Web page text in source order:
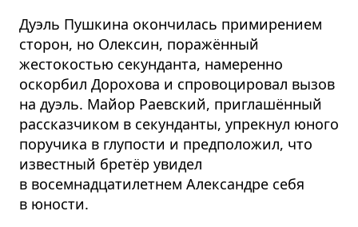
Дуэль Пушкина окончилась примирением
сторон, но Олексин, поражённый
жестокостью секунданта, намеренно
оскорбил Дорохова и спровоцировал вызов
на дуэль. Майор Раевский, приглашённый
рассказчиком в секунданты, упрекнул юного
поручика в глупости и предположил, что
известный бретёр увидел
в восемнадцатилетнем Александре себя
в юности.